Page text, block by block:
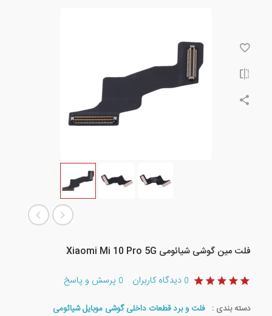
فلت مین گوشی شیائومی Xiaomi Mi 10 Pro 5G
0 دیدگاه کاربران 0 پرسش و پاسخ
دسته بندی : فلت و برد قطعات داخلی گوشی موبایل شیائومی